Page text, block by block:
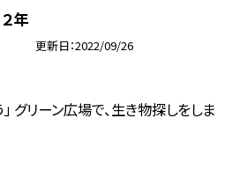
年
更新日 2022/09/26
グリーン広場で、生き物探しをしま